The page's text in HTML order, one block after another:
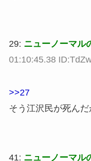
29: ニューノーマル
01:10:45.38
>>27
そう江沢民が死ん
41: ニューノーマル